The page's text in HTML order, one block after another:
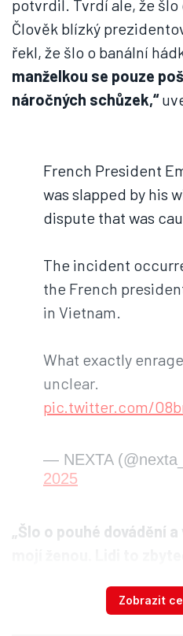
potvrdil. Tvrdí ale, že šlo
Člověk blízký
řekl, že šlo o banální
manželkou se pouze
náročných schůzek,“
French President
was slapped by his
dispute that was
The incident
the French
in Vietnam.
What exactly
unclear.
pic.twitter.com/
— NEXTA
2025
„Šlo o pouhé dovádění
později Macron.Zobrazit